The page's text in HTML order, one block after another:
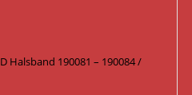
Halsband 190081 – 190084 /